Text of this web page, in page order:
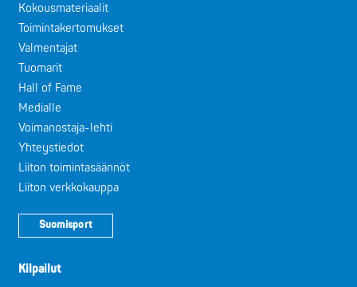
Kokousmateriaalit
Toimintakertomukset
Valmentajat
Tuomarit
Hall of Fame
Medialle
Voimanostaja-lehti
Yhteystiedot
Liiton toimintasäännöt
Liiton verkkokauppa
Suomisport
Kilpailut